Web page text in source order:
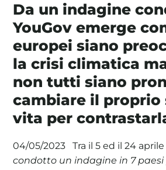
Da un indagine
YouGov emerge
europei siano
la crisi climatica
non tutti siano
cambiare il proprio
vita per
04/05/2023 Tra il 5 ed il 24 aprile
condotto un indagine in 7